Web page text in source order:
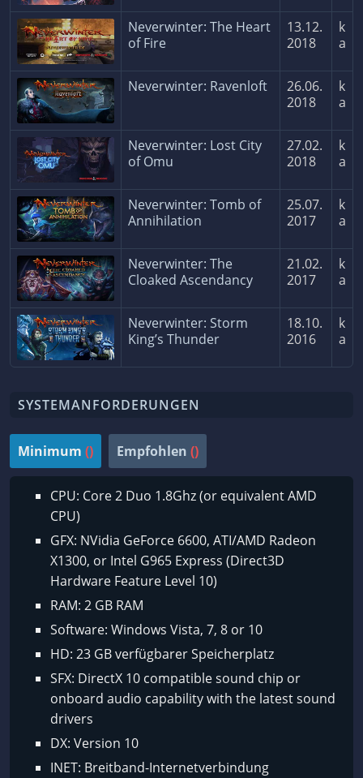
Neverwinter: The Heart
of Fire
13.12.
2018
k
a
Neverwinter: Ravenloft
26.06.
2018
k
a
Neverwinter: Lost City
of Omu
27.02.
2018
k
a
Neverwinter: Tomb of
Annihilation
25.07.
2017
k
a
Neverwinter: The
Cloaked Ascendancy
21.02.
2017
k
a
Neverwinter: Storm
King’s Thunder
18.10.
2016
k
a
SYSTEMANFORDERUNGEN
Minimum () Empfohlen ()
CPU: Core 2 Duo 1.8Ghz (or equivalent AMD
CPU)
GFX: NVidia GeForce 6600, ATI/AMD Radeon
X1300, or Intel G965 Express (Direct3D
Hardware Feature Level 10)
RAM: 2 GB RAM
Software: Windows Vista, 7, 8 or 10
HD: 23 GB verfügbarer Speicherplatz
SFX: DirectX 10 compatible sound chip or
onboard audio capability with the latest sound
drivers
DX: Version 10
INET: Breitband-Internetverbindung